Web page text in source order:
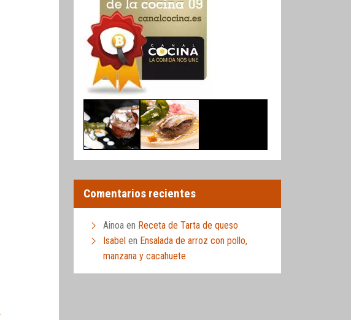
Comentarios recientes
Ainoa en Receta de Tarta de queso
Isabel en Ensalada de arroz con pollo,
manzana y cacahuete